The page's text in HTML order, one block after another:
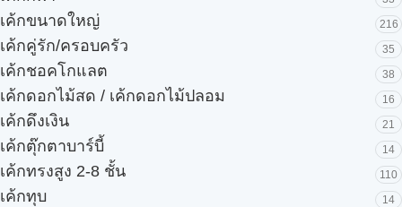
เค้กขนาดใหญ่ 216
เค้กคู่รัก/ครอบครัว 35
เค้กชอคโกแลต 38
เค้กดอกไม้สด / เค้กดอกไม้ปลอม 16
เค้กดึงเงิน 21
เค้กตุ๊กตาบาร์บี้ 14
เค้กทรงสูง 2-8 ชั้น 110
เค้กทุบ 14